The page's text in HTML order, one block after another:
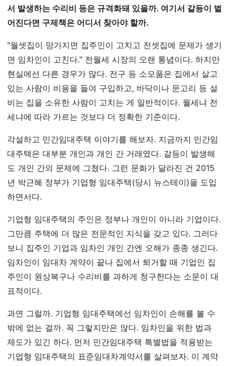
서 발생하는 수리비 등은 규격화돼 있을까. 여기서 갈등이 벌
어진다면 구제책은 어디서 찾아야 할까.
"월셋집이 망가지면 집주인이 고치고 전셋집에 문제가 생기
면 임차인이 고친다." 전월세 시장의 오랜 통념이다. 하지만
현실에선 다른 경우가 많다. 전구 등 소모품은 집에서 살고
있는 사람이 비용을 들여 구입하고, 바닥이나 문고리 등 설
비는 집을 소유한 사람이 고치는 게 일반적이다. 월세냐 전
세냐에 따라 가르는 것보다 더 정확한 기준이다.
각설하고 민간임대주택 이야기를 해보자. 지금까지 민간임
대주택은 대부분 개인과 개인 간 거래였다. 갈등이 발생해
도 개인 간의 문제에 그쳤다. 그런 문화가 달라진 건 2015
년 박근혜 정부가 기업형 임대주택(당시 뉴스테이)을 도입
하면서다.
기업형 임대주택의 주인은 정부나 개인이 아니라 기업이다.
그만큼 주택에 더 많은 전문적인 지식을 갖고 있다. 그러다
보니 집주인 기업과 임차인 개인 간엔 오해가 종종 생긴다.
임차인이 임대차 계약이 끝나 집에서 퇴거할 때 기업인 집
주인이 원상복구나 수리비를 과하게 청구한다는 소문이 대
표적이다.
과연 그럴까. 기업형 임대주택에선 임차인이 손해를 볼 수
밖에 없는 걸까. 꼭 그렇지만은 않다. 임차인을 위한 법과
제도가 있긴 하다. 먼저 민간임대주택 특별법을 적용받는
기업형 임대주택의 표준임대차계약서를 살펴보자. 이 계약